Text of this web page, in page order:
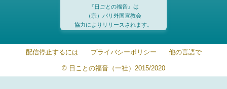
『日ごとの福音』は
（宗）パリ外国宣教会
協力によりリリースされます。
配信停止するには プライバシーポリシー 他の言語で
© 日ことの福音（一社）2015/2020